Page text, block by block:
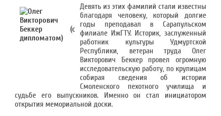
Девять из этих фамилий стали известны
благодаря человеку, который долгие
годы преподавал в Сарапульском
филиале ИжГТУ. Историк, заслуженный
работник культуры Удмуртской
Республики, ветеран труда Олег
Викторович Беккер провел огромную
исследовательскую работу, по крупицам
собирая сведения об истории
Смоленского пехотного училища и
судьбе его выпускников. Именно он стал инициатором
открытия мемориальной доски.